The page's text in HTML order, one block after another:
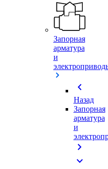
Запорная
арматура
и
chevron_left
Назад
Запорная
арматура
и
chevron_right
expand_more